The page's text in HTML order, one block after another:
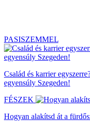
PASISZEMMEL
Család és karrier
egyensúly Szegeden!
FÉSZEK
Hogyan alakítsd át a